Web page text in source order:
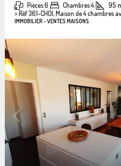
Pièces:6 Chambres:4 95
>:Réf 361-CHOI, Maison de 4 chambres
IMMOBILIER - VENTES MAISONS